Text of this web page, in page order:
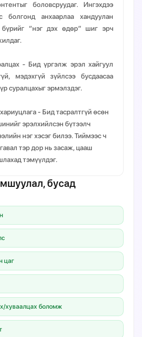
боловсруудаг. Ингэхдээ
болгонд анхаарлаа хандуулан
“нэг дэх өдөр” шиг эрч
- Бид үргэлж эрэл хайгуул
мэдэхгүй зүйлсээ бусдаасаа
суралцахыг эрмэлздэг.
- Бид тасралтгүй өсөн
эрэлхийлсэн бүтээлч
нэг хэсэг билээ. Тиймээс ч
тэр дор нь засаж, цааш
тэмүүлдэг.
бусад
цаг
хуваалцах боломж